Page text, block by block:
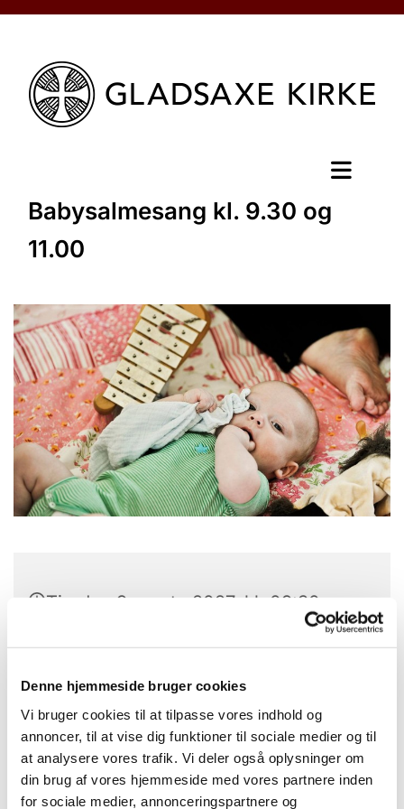
Denne hjemmeside bruger cookies
Vi bruger cookies til at tilpasse vores indhold og
annoncer, til at vise dig funktioner til sociale medier og til
at analysere vores trafik. Vi deler også oplysninger om
din brug af vores hjemmeside med vores partnere inden
for sociale medier, annonceringspartnere og
Babysalmesang kl. 9.30 og
11.00
Tirsdag 9. marts 2027, kl. 09:30 -
Laden, Provst Bentzons Vej 1, 2860
Søborg
Karen Gramkow